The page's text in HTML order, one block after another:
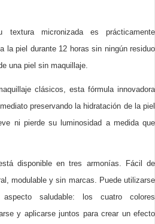
textura micronizada es prácticamente
la piel durante 12 horas sin ningún residuo
una piel sin maquillaje.
clásicos, esta fórmula innovadora
preservando la hidratación de la piel
ni pierde su luminosidad a medida que
disponible en tres armonías. Fácil de
modulable y sin marcas. Puede utilizarse
saludable: los cuatro colores
y aplicarse juntos para crear un efecto